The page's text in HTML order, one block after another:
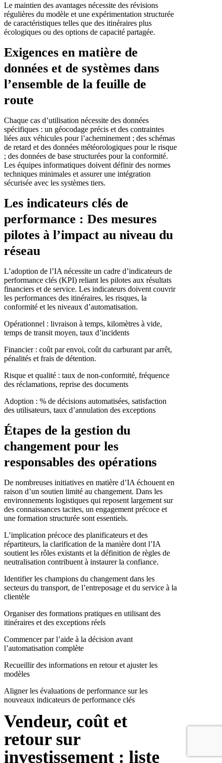
Le maintien des avantages nécessite des révisions
régulières du modèle et une expérimentation structurée
de caractéristiques telles que des itinéraires plus
écologiques ou des options de capacité partagée.
Exigences en matière de
données et de systèmes dans
l’ensemble de la feuille de
route
Chaque cas d’utilisation nécessite des données
spécifiques : un géocodage précis et des contraintes
liées aux véhicules pour l’acheminement ; des schémas
de retard et des données météorologiques pour le risque
; des données de base structurées pour la conformité.
Les équipes informatiques doivent définir des normes
techniques minimales et assurer une intégration
sécurisée avec les systèmes tiers.
Les indicateurs clés de
performance : Des mesures
pilotes à l’impact au niveau du
réseau
L’adoption de l’IA nécessite un cadre d’indicateurs de
performance clés (KPI) reliant les pilotes aux résultats
financiers et de service. Les indicateurs doivent couvrir
les performances des itinéraires, les risques, la
conformité et les niveaux d’automatisation.
Opérationnel : livraison à temps, kilomètres à vide,
temps de transit moyen, taux d’incidents
Financier : coût par envoi, coût du carburant par arrêt,
pénalités et frais de détention.
Risque et qualité : taux de non-conformité, fréquence
des réclamations, reprise des documents
Adoption : % de décisions automatisées, satisfaction
des utilisateurs, taux d’annulation des exceptions
Étapes de la gestion du
changement pour les
responsables des opérations
De nombreuses initiatives en matière d’IA échouent en
raison d’un soutien limité au changement. Dans les
environnements logistiques qui reposent largement sur
des connaissances tacites, un engagement précoce et
une formation structurée sont essentiels.
L’implication précoce des planificateurs et des
répartiteurs, la clarification de la manière dont l’IA
soutient les rôles existants et la définition de règles de
neutralisation contribuent à instaurer la confiance.
Identifier les champions du changement dans les
secteurs du transport, de l’entreposage et du service à la
clientèle
Organiser des formations pratiques en utilisant des
itinéraires et des exceptions réels
Commencer par l’aide à la décision avant
l’automatisation complète
Recueillir des informations en retour et ajuster les
modèles
Aligner les évaluations de performance sur les
nouveaux indicateurs de performance clés
Vendeur, coût et
retour sur
investissement : liste